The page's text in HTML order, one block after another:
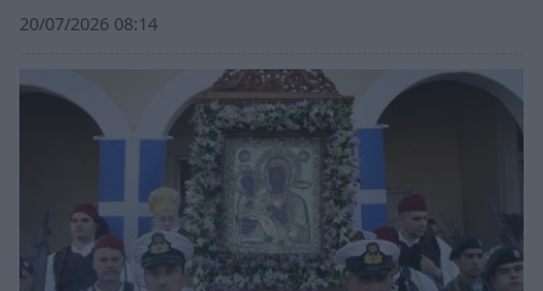
20/07/2026 08:14